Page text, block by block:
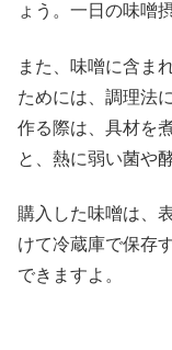
ょう。一日の味噌
また、味噌に含ま
ためには、調理法
作る際は、具材を
と、熱に弱い菌や
購入した味噌は、
けて冷蔵庫で保存
できますよ。